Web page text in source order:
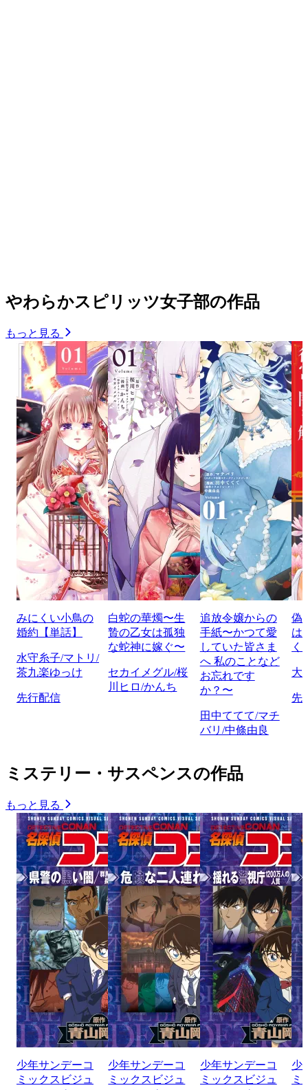
やわらかスピリッツ女子部の作品
もっと見る
みにくい小鳥の
婚約【単話】
水守糸子/マトリ/
茶九楽ゆっけ
先行配信
白蛇の華燭〜生
贄の乙女は孤独
な蛇神に嫁ぐ〜
セカイメグル/桜
川ヒロ/かんち
追放令嬢からの
手紙〜かつて愛
していた皆さま
へ 私のことなど
お忘れです
か？〜
田中ててて/マチ
バリ/中條由良
偽
は
く
大
先
ミステリー・サスペンスの作品
もっと見る
少年サンデーコ
ミックスビジュ
少年サンデーコ
ミックスビジュ
少年サンデーコ
ミックスビジュ
少
ミ